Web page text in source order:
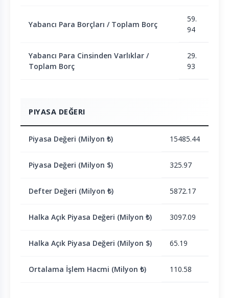
Yabancı Para Borçları / Toplam Borç
59.
94
Yabancı Para Cinsinden Varlıklar /
Toplam Borç
29.
93
PIYASA DEĞERI
Piyasa Değeri (Milyon ₺) 15485.44
Piyasa Değeri (Milyon $) 325.97
Defter Değeri (Milyon ₺) 5872.17
Halka Açık Piyasa Değeri (Milyon ₺) 3097.09
Halka Açık Piyasa Değeri (Milyon $) 65.19
Ortalama İşlem Hacmi (Milyon ₺) 110.58